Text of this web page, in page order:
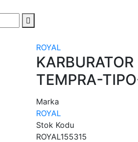
ROYAL
TEMPRA-
Marka
ROYAL
Stok Kodu
ROYAL155315